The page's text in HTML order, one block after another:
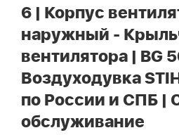
6 | Корпус
наружный -
вентилятора | BG
Воздуходувка
по России и СПБ |
обслуживание